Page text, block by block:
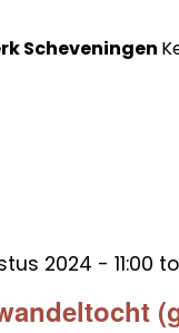
Scheveningen
2024 - 11:00